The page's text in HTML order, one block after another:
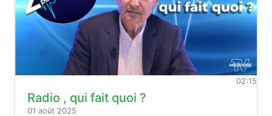
02:15
Radio , qui fait quoi ?
01 août 2025